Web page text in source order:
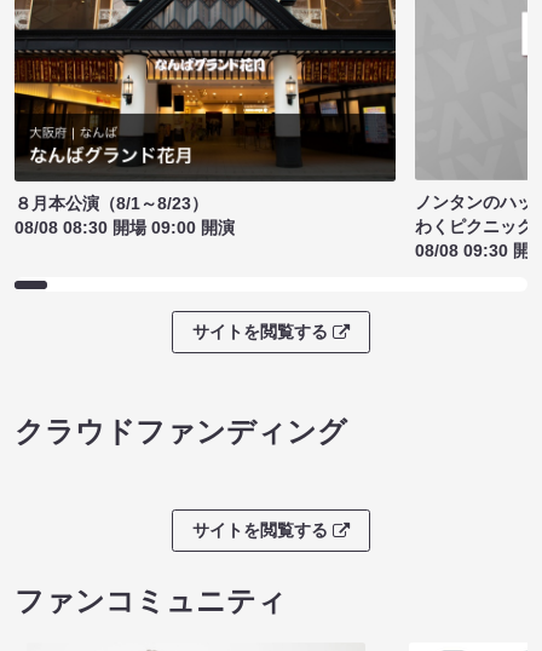
８月本公演（8/1～8/23）
08/08 08:30 開場 09:00 開演
ノンタンのハッ
わくピクニック
08/08 09:30 開
サイトを閲覧する
クラウドファンディング
サイトを閲覧する
ファンコミュニティ